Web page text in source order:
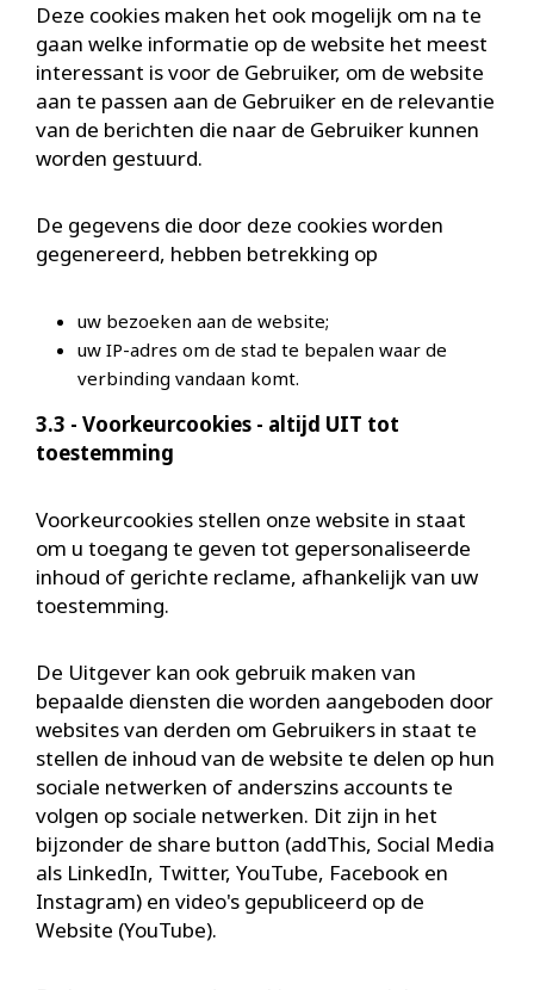
Deze cookies maken het ook mogelijk om na te
gaan welke informatie op de website het meest
interessant is voor de Gebruiker, om de website
aan te passen aan de Gebruiker en de relevantie
van de berichten die naar de Gebruiker kunnen
worden gestuurd.
De gegevens die door deze cookies worden
gegenereerd, hebben betrekking op
uw bezoeken aan de website;
uw IP-adres om de stad te bepalen waar de
verbinding vandaan komt.
3.3 - Voorkeurcookies - altijd UIT tot
toestemming
Voorkeurcookies stellen onze website in staat
om u toegang te geven tot gepersonaliseerde
inhoud of gerichte reclame, afhankelijk van uw
toestemming.
De Uitgever kan ook gebruik maken van
bepaalde diensten die worden aangeboden door
websites van derden om Gebruikers in staat te
stellen de inhoud van de website te delen op hun
sociale netwerken of anderszins accounts te
volgen op sociale netwerken. Dit zijn in het
bijzonder de share button (addThis, Social Media
als LinkedIn, Twitter, YouTube, Facebook en
Instagram) en video's gepubliceerd op de
Website (YouTube).